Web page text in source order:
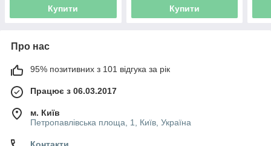
Купити Купити
Про нас
95% позитивних з 101 відгука за рік
Працює з 06.03.2017
м. Київ
Петропавлівська площа, 1, Київ, Україна